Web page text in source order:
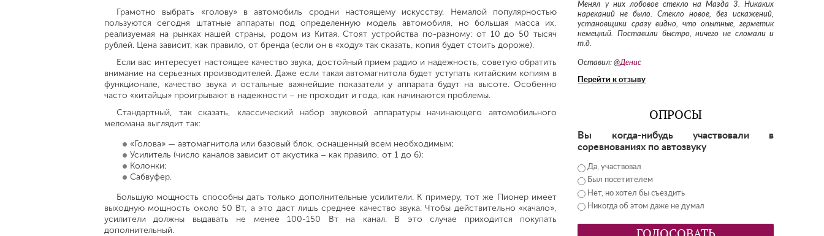
Грамотно выбрать «голову» в автомобиль сродни настоящему искусству. Немалой популярностью
пользуются сегодня штатные аппараты под определенную модель автомобиля, но большая масса их,
реализуемая на рынках нашей страны, родом из Китая. Стоят устройства по-разному: от 10 до 50 тысяч
рублей. Цена зависит, как правило, от бренда (если он в «ходу» так сказать, копия будет стоить дороже).
Если вас интересует настоящее качество звука, достойный прием радио и надежность, советую обратить
внимание на серьезных производителей. Даже если такая автомагнитола будет уступать китайским копиям в
функционале, качество звука и остальные важнейшие показатели у аппарата будут на высоте. Особенно
часто «китайцы» проигрывают в надежности – не проходит и года, как начинаются проблемы.
Стандартный, так сказать, классический набор звуковой аппаратуры начинающего автомобильного
меломана выглядит так:
«Голова» — автомагнитола или базовый блок, оснащенный всем необходимым;
Усилитель (число каналов зависит от акустика – как правило, от 1 до 6);
Колонки;
Сабвуфер.
Большую мощность способны дать только дополнительные усилители. К примеру, тот же Пионер имеет
выходную мощность около 50 Вт, а это даст лишь среднее качество звука. Чтобы действительно «качало»,
усилители должны выдавать не менее 100-150 Вт на канал. В это случае приходится покупать
дополнительный.
Менял у них лобовое стекло на Мазда 3. Никаких
нареканий не было. Стекло новое, без искажений,
установщики сразу видно, что опытные, герметик
немецкий. Поставили быстро, ничего не сломали и
т.д.
Оставил: @Денис
Перейти к отзыву
ОПРОСЫ
Вы когда-нибудь участвовали в
соревнованиях по автозвуку
Да, участвовал
Был посетителем
Нет, но хотел бы съездить
Никогда об этом даже не думал